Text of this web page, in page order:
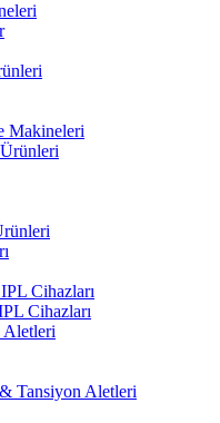
Makineleri
Cihazları
Cihazları
Aletleri
Tansiyon Aletleri